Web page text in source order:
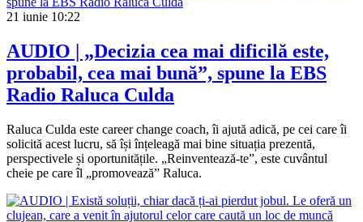
21 iunie 10:22
AUDIO | „Decizia cea mai dificilă este,
probabil, cea mai bună”, spune la EBS
Radio Raluca Culda
Raluca Culda este career change coach, îi ajută adică, pe cei care îi
solicită acest lucru, să își înțeleagă mai bine situația prezentă,
perspectivele și oportunitățile. „Reinventează-te”, este cuvântul
cheie pe care îl „promovează” Raluca.